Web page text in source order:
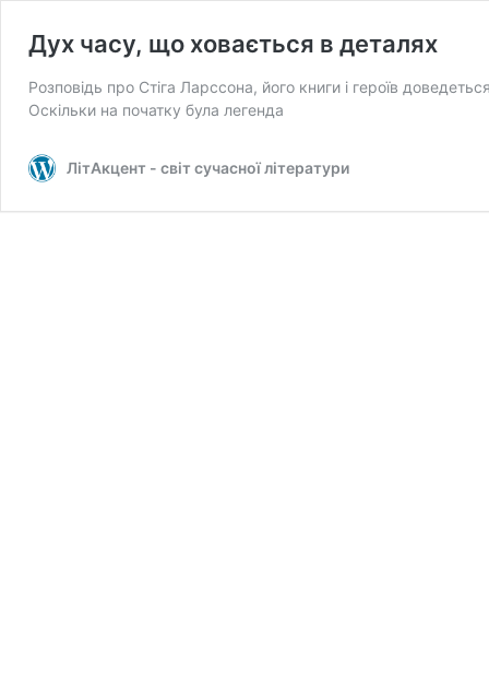
Дух часу, що ховається в деталях
Розповідь про Стіга Ларссона, його книги і героїв
Оскільки на початку була легенда
ЛітАкцент - світ сучасної літератури